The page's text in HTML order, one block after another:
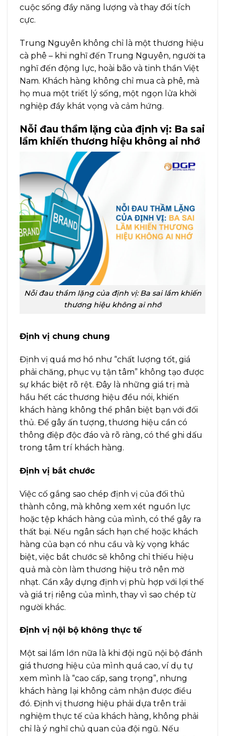
cuộc sống đầy năng lượng và thay đổi tích
cực.
Trung Nguyên không chỉ là một thương hiệu
cà phê – khi nghĩ đến Trung Nguyên, người ta
nghĩ đến động lực, hoài bão và tinh thần Việt
Nam. Khách hàng không chỉ mua cà phê, mà
họ mua một triết lý sống, một ngọn lửa khởi
nghiệp đầy khát vọng và cảm hứng.
Nỗi đau thầm lặng của định vị: Ba sai
lầm khiến thương hiệu không ai nhớ
Nỗi đau thầm lặng của định vị: Ba sai lầm khiến
thương hiệu không ai nhớ
Định vị chung chung
Định vị quá mơ hồ như “chất lượng tốt, giá
phải chăng, phục vụ tận tâm” không tạo được
sự khác biệt rõ rệt. Đây là những giá trị mà
hầu hết các thương hiệu đều nói, khiến
khách hàng không thể phân biệt bạn với đối
thủ. Để gây ấn tượng, thương hiệu cần có
thông điệp độc đáo và rõ ràng, có thể ghi dấu
trong tâm trí khách hàng.
Định vị bắt chước
Việc cố gắng sao chép định vị của đối thủ
thành công, mà không xem xét nguồn lực
hoặc tệp khách hàng của mình, có thể gây ra
thất bại. Nếu ngân sách hạn chế hoặc khách
hàng của bạn có nhu cầu và kỳ vọng khác
biệt, việc bắt chước sẽ không chỉ thiếu hiệu
quả mà còn làm thương hiệu trở nên mờ
nhạt. Cần xây dựng định vị phù hợp với lợi thế
và giá trị riêng của mình, thay vì sao chép từ
người khác.
Định vị nội bộ không thực tế
Một sai lầm lớn nữa là khi đội ngũ nội bộ đánh
giá thương hiệu của mình quá cao, ví dụ tự
xem mình là “cao cấp, sang trọng”, nhưng
khách hàng lại không cảm nhận được điều
đó. Định vị thương hiệu phải dựa trên trải
nghiệm thực tế của khách hàng, không phải
chỉ là ý nghĩ chủ quan của đội ngũ. Nếu